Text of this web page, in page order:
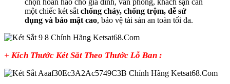
một chiếc két sắt chống cháy, chống trộm, dễ sử
dụng và bảo mật cao, bảo vệ tài sản an toàn tối đa.
+ Kích Thước Két Sắt Theo Thước Lỗ Ban :